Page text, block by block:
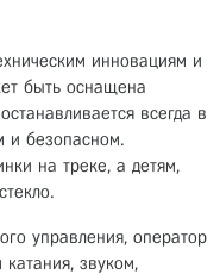
инновациям и
быть оснащена
всегда в
и безопасном.
на треке, а детям,
управления, оператор
звуком,